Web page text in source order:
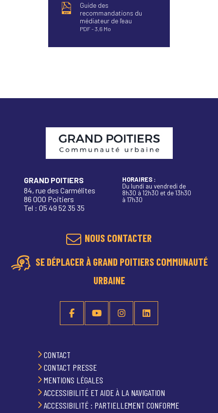
Guide des
recommandations du
médiateur de l'eau
PDF 3,6 Mo
GRAND POITIERS
84, rue des Carmélites
86 000 Poitiers
Tel : 05 49 52 35 35
HORAIRES :
Du lundi au vendredi de
8h30 à 12h30 et de 13h30
à 17h30
NOUS CONTACTER
SE DÉPLACER À GRAND POITIERS COMMUNAUTÉ
URBAINE
CONTACT
CONTACT PRESSE
MENTIONS LÉGALES
ACCESSIBILITÉ ET AIDE À LA NAVIGATION
ACCESSIBILITÉ : PARTIELLEMENT CONFORME